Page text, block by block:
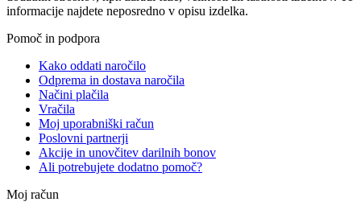
informacije najdete neposredno v opisu izdelka.
Pomoč in podpora
Kako oddati naročilo
Odprema in dostava naročila
Načini plačila
Vračila
Moj uporabniški račun
Poslovni partnerji
Akcije in unovčitev darilnih bonov
Ali potrebujete dodatno pomoč?
Moj račun